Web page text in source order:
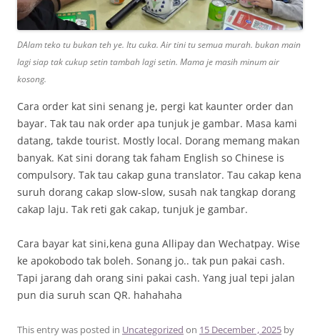
DAlam teko tu bukan teh ye. Itu cuka. Air tini tu semua murah. bukan main
lagi siap tak cukup setin tambah lagi setin. Mama je masih minum air
kosong.
Cara order kat sini senang je, pergi kat kaunter order dan
bayar. Tak tau nak order apa tunjuk je gambar. Masa kami
datang, takde tourist. Mostly local. Dorang memang makan
banyak. Kat sini dorang tak faham English so Chinese is
compulsory. Tak tau cakap guna translator. Tau cakap kena
suruh dorang cakap slow-slow, susah nak tangkap dorang
cakap laju. Tak reti gak cakap, tunjuk je gambar.
Cara bayar kat sini,kena guna Allipay dan Wechatpay. Wise
ke apokobodo tak boleh. Sonang jo.. tak pun pakai cash.
Tapi jarang dah orang sini pakai cash. Yang jual tepi jalan
pun dia suruh scan QR. hahahaha
This entry was posted in Uncategorized on 15 December , 2025 by